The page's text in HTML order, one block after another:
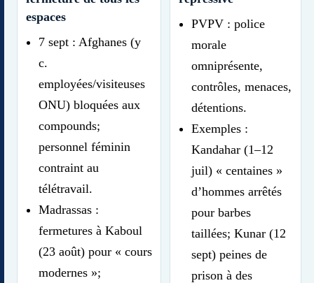
espaces
7 sept : Afghanes (y
c.
employées/visiteuses
ONU) bloquées aux
compounds;
personnel féminin
contraint au
télétravail.
Madrassas :
fermetures à Kaboul
(23 août) pour « cours
modernes »;
PVPV : police
morale
omniprésente,
contrôles, menaces,
détentions.
Exemples :
Kandahar (1–12
juil) « centaines »
d’hommes arrêtés
pour barbes
taillées; Kunar (12
sept) peines de
prison à des